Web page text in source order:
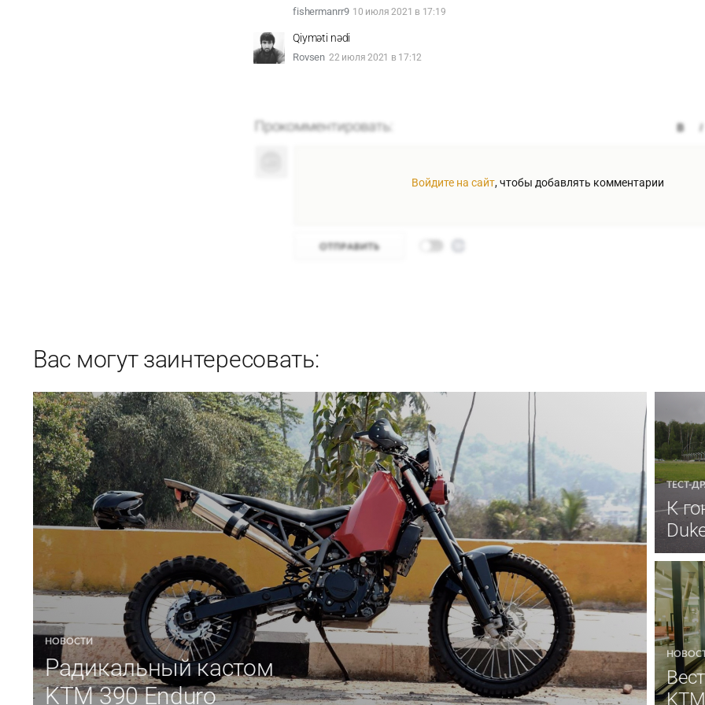
fishermanrr9 10 июля 2021 в 17:19
Qiyməti nədi
Rovsen 22 июля 2021 в 17:12
Войдите на сайт, чтобы добавлять комментарии
Вас могут заинтересовать:
НОВОСТИ
Радикальный кастом
KTM 390 Enduro
ТЕСТ-
К